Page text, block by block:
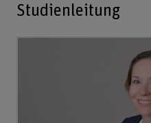
Studienleitung